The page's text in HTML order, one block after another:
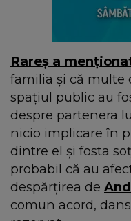
Rareș a
familia și că multe
spațiul public au
despre partenera
nicio implicare în
dintre el și fosta
probabil că au
despărțirea de
comun acord,